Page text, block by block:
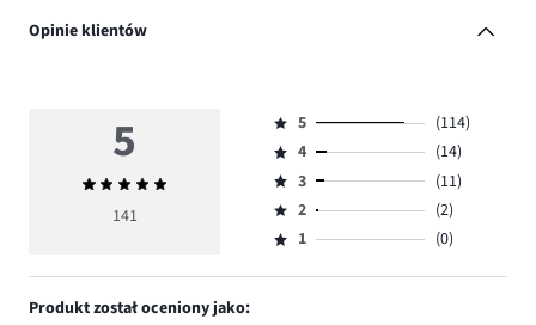
Opinie klientów
5
Średnia
ocena
141
Ocena
5,
ilość
głosów
114.
5
(114)
Ocena
4,
ilość
głosów
4
(14)
Ocena
3,
ilość
3
(11)
Ocena
2,
2
(2)
Ocena
1,
1 (0)
Produkt został oceniony jako: